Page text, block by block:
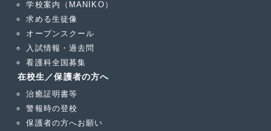
学校案内（MANIKO）
求める生徒像
オープンスクール
入試情報・過去問
看護科全国募集
在校生／保護者の方へ
治癒証明書等
警報時の登校
保護者の方へお願い